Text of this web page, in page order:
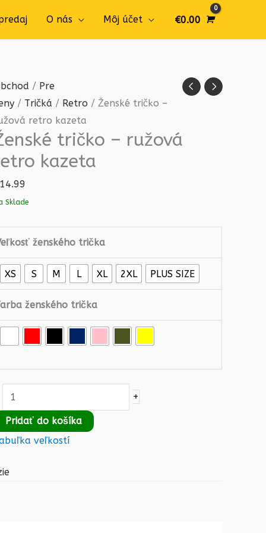
O nás Môj účet €0.00
/ Pre
/ Tričká / Retro / Ženské tričko –
retro kazeta
tričko – ružová
kazeta
14.99
Sklade
ženského trička
XS S M L XL 2XL PLUS SIZE
ženského trička
množstvo
Ženské
tričko
-
ružová
kazeta
+
Pridať do košíka
veľkostí